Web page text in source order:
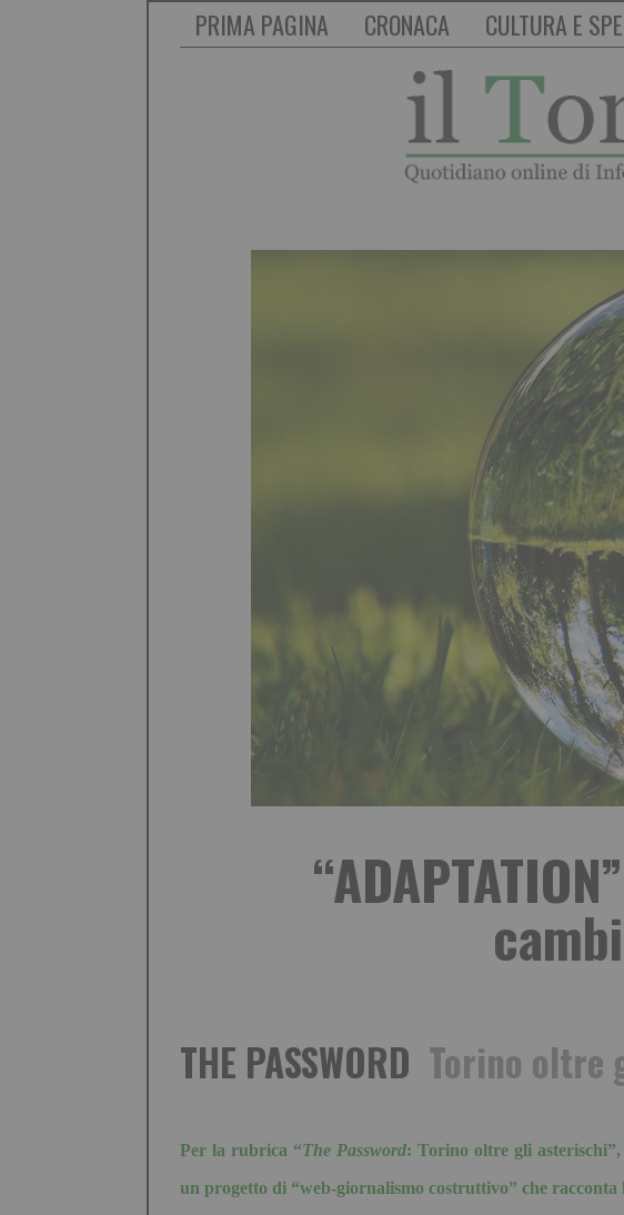
PRIMA PAGINA CRONACA CULTURA E
THE PASSWORD Torino oltre
Per la rubrica “The Password: Torino oltre gli asterischi”
un progetto di “web-giornalismo costruttivo” che racconta